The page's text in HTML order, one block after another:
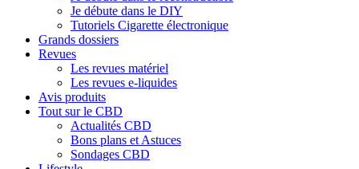
Je débute dans le DIY
Tutoriels Cigarette électronique
Grands dossiers
Revues
Les revues matériel
Les revues e-liquides
Avis produits
Tout sur le CBD
Actualités CBD
Bons plans et Astuces
Sondages CBD